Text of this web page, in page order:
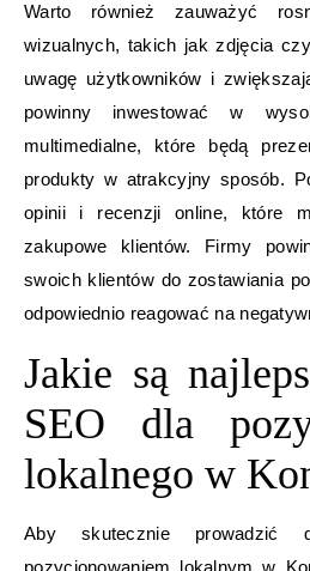
Warto również zauważyć
wizualnych, takich jak zdjęcia
uwagę użytkowników i
powinny inwestować w
multimedialne, które będą
produkty w atrakcyjny sposób.
opinii i recenzji online, które
zakupowe klientów. Firmy
swoich klientów do zostawiania
odpowiednio reagować na
Jakie są
SEO dla
lokalnego w
Aby skutecznie prowadzić
pozycjonowaniem lokalnym w